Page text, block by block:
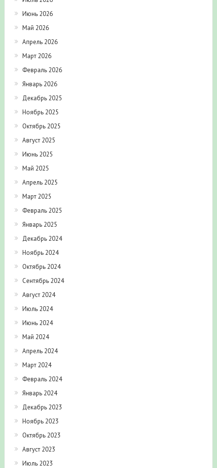
Июнь 2026
Май 2026
Апрель 2026
Март 2026
Февраль 2026
Январь 2026
Декабрь 2025
Ноябрь 2025
Октябрь 2025
Август 2025
Июнь 2025
Май 2025
Апрель 2025
Март 2025
Февраль 2025
Январь 2025
Декабрь 2024
Ноябрь 2024
Октябрь 2024
Сентябрь 2024
Август 2024
Июль 2024
Июнь 2024
Май 2024
Апрель 2024
Март 2024
Февраль 2024
Январь 2024
Декабрь 2023
Ноябрь 2023
Октябрь 2023
Август 2023
Июль 2023